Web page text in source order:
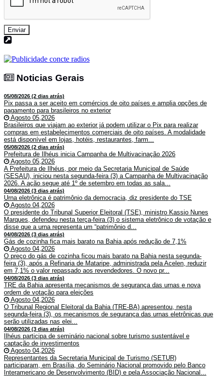
Enviar
Noticias Gerais
05/08/2026 (2 dias atrás)
Pix passa a ser aceito em comércios de oito países e amplia opções de
pagamento para brasileiros no exterior
Agosto 05,2026
Brasileiros que viajam ao exterior já podem utilizar o Pix para realizar
compras em estabelecimentos comerciais de oito países. A modalidade
está disponível em lojas, hotéis, restaurantes, farm...
05/08/2026 (2 dias atrás)
Prefeitura de Ilhéus inicia Campanha de Multivacinação 2026
Agosto 05,2026
A Prefeitura de Ilhéus, por meio da Secretaria Municipal de Saúde
(SESAU), iniciou nesta segunda-feira (3) a Campanha de Multivacinação
2026. A ação segue até 1º de setembro em todas as sala...
04/08/2026 (3 dias atrás)
Urna eletrônica é patrimônio da democracia, diz presidente do TSE
Agosto 04,2026
O presidente do Tribunal Superior Eleitoral (TSE), ministro Kassio Nunes
Marques, defendeu nesta terça-feira (3) o sistema eletrônico de votação e
disse que a urna representa um “patrimônio d...
04/08/2026 (3 dias atrás)
Gás de cozinha fica mais barato na Bahia após redução de 7,1%
Agosto 04,2026
O preço do gás de cozinha ficou mais barato na Bahia nesta segunda-
feira (3), após a Refinaria de Mataripe, administrada pela Acelen, reduzir
em 7,1% o valor repassado aos revendedores. O novo pr...
04/08/2026 (3 dias atrás)
TRE da Bahia apresenta mecanismos de segurança das urnas e nova
ordem de votação para eleições
Agosto 04,2026
O Tribunal Regional Eleitoral da Bahia (TRE-BA) apresentou, nesta
segunda-feira (3), os mecanismos de segurança das urnas eletrônicas que
serão utilizadas nas elei...
04/08/2026 (3 dias atrás)
Ilhéus participa de seminário nacional sobre turismo sustentável e
captação de investimentos
Agosto 04,2026
Representantes da Secretaria Municipal de Turismo (SETUR)
participaram, em Brasília, do Seminário Nacional promovido pelo Banco
Interamericano de Desenvolvimento (BID) e pela Associação Nacional...